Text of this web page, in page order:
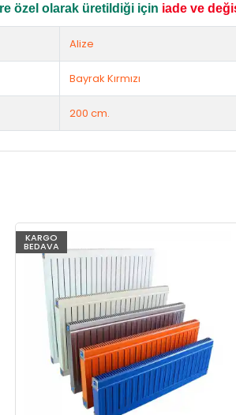
özel olarak üretildiği için iade ve
Alize
Bayrak Kırmızı
200 cm.
KARGO
BEDAVA